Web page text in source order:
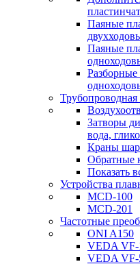
Паяные
Паяные
Трубопроводная
Затворы
вода,
Краны
Обратные
Показать
Устройства
MCD-100
MCD-201
Частотные
ONI A150
VEDA VF-
VEDA VF-